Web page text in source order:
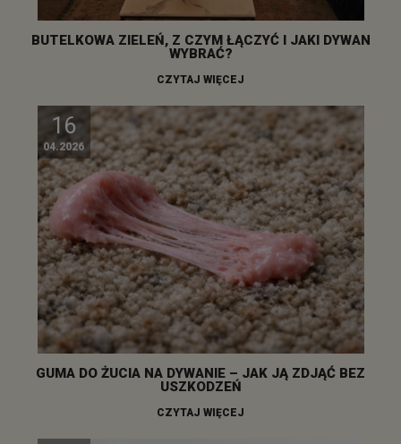
BUTELKOWA ZIELEŃ, Z CZYM ŁĄCZYĆ I JAKI DYWAN
WYBRAĆ?
CZYTAJ WIĘCEJ
16
04.2026
GUMA DO ŻUCIA NA DYWANIE – JAK JĄ ZDJĄĆ BEZ
USZKODZEŃ
CZYTAJ WIĘCEJ